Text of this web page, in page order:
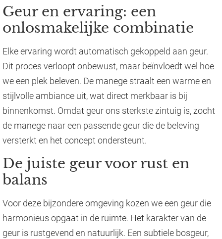
Geur en ervaring: een
onlosmakelijke combinatie
Elke ervaring wordt automatisch gekoppeld aan geur.
Dit proces verloopt onbewust, maar beïnvloedt wel hoe
we een plek beleven. De manege straalt een warme en
stijlvolle ambiance uit, wat direct merkbaar is bij
binnenkomst. Omdat geur ons sterkste zintuig is, zocht
de manege naar een passende geur die de beleving
versterkt en het concept ondersteunt.
De juiste geur voor rust en
balans
Voor deze bijzondere omgeving kozen we een geur die
harmonieus opgaat in de ruimte. Het karakter van de
geur is rustgevend en natuurlijk. Een subtiele bosgeur,